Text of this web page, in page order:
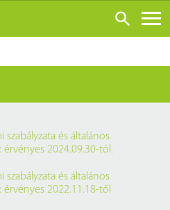
szabályzata és általános
érvényes 2024.09.30-tól.
szabályzata és általános
2022.11.18-től